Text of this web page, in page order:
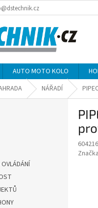
AUTO MOTO KOLO
NÁŘADÍ
604216